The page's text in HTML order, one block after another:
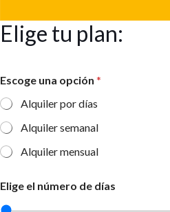
Elige tu plan:
Escoge una opción *
Alquiler por días
Alquiler semanal
Alquiler mensual
Elige el número de días